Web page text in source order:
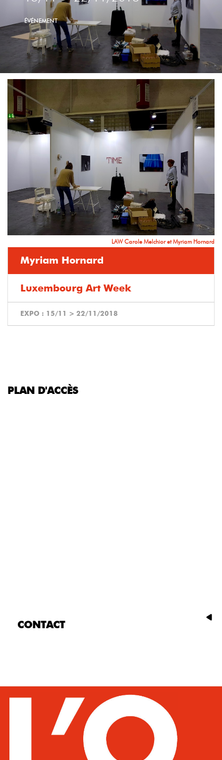
ÉVÉNEMENT
LAW Carole Melchior et Myriam Hornard
Myriam Hornard
Luxembourg Art Week
EXPO : 15/11 > 22/11/2018
PLAN D'ACCÈS
CONTACT